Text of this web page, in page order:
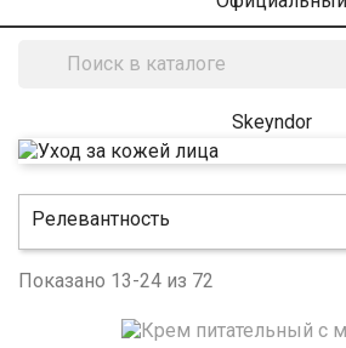
Релевантность
Показано 13-24 из 72